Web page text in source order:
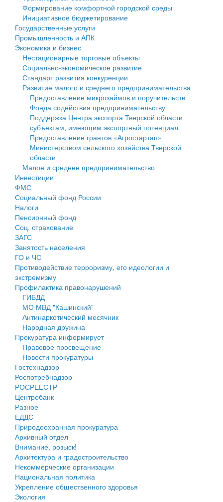
Государственные услуги
Промышленность и АПК
Экономика и бизнес
Символика
Устав
Гостям округа
Туризм
Культура
Образование
Здравоохранение
Социальная защита
Фотоальбом
муниципального округа Тверской области
Администрация Кашинского муниципального округа
Тверской области
Управление сельскими территориями
Открытые данные
Работа с обращениями граждан
Муниципальный контроль
Муниципальные услуги
Проекты административных регламентов
Антимонопольный комплаенс
Противодействие коррупции
Финансовое управление
Бюджет для граждан
Имущество
Выявление правообладателей ранее учтенных
объектов недвижимости
Имущественная поддержка субъектов малого и
среднего предпринимательства
Информационная поддержка субъектов малого и
среднего предпринимательства
Муниципальные программы
Контрольно-счетная палата
Персональные данные
Оценка регулирующего воздействия
Деятельность МУ
Нормативы градостроительного проектирования
Правила землепользования и застройки
Генеральные планы
Проекты планировки территории
Собрание депутатов
Городское поселение
Сельские поселения
Формирование комфортной городской среды
Инициативное бюджетирование
Государственные услуги
Промышленность и АПК
Экономика и бизнес
Нестационарные торговые объекты
Социально-экономическое развитие
Стандарт развития конкуренции
Развитие малого и среднего предпринимательства
Предоставление микрозаймов и поручительств
Фонда содействия предпринимательству
Поддержка Центра экспорта Тверской области
субъектам, имеющим экспортный потенциал
Предоставление грантов «Агростартап»
Министерством сельского хозяйства Тверской
области
Малое и среднее предпринимательство
Инвестиции
ФМС
Социальный фонд России
Налоги
Пенсионный фонд
Соц. страхование
ЗАГС
Занятость населения
ГО и ЧС
Противодействие терроризму, его идеологии и
экстремизму
Профилактика правонарушений
ГИБДД
МО МВД "Кашинский"
Антинаркотический месячник
Народная дружина
Прокуратура информирует
Правовое просвещение
Новости прокуратуры
Гостехнадзор
Роспотребнадзор
РОСРЕЕСТР
Центробанк
Разное
ЕДДС
Природоохранная прокуратура
Архивный отдел
Внимание, розыск!
Архитектура и градостроительство
Некоммерческие организации
Национальная политика
Укрепление общественного здоровья
Экология